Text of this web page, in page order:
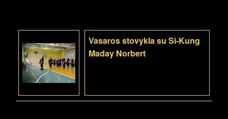
Vasaros stovykla su Si-Kung
Maday Norbert